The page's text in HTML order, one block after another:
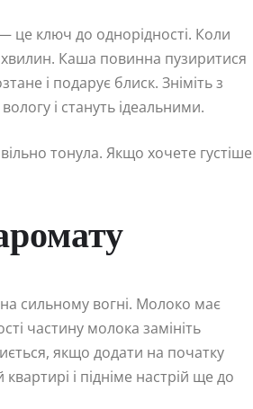
це ключ до однорідності. Коли
хвилин. Каша повинна пузиритися
і подарує блиск. Зніміть з
і стануть ідеальними.
тонула. Якщо хочете густіше
сильному вогні. Молоко має
частину молока замініть
якщо додати на початку
і підніме настрій ще до